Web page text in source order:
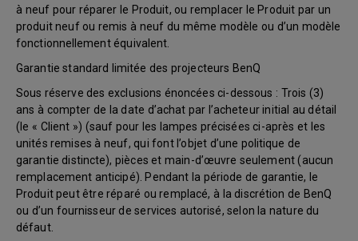
à neuf pour réparer le Produit, ou remplacer le Produit par un
produit neuf ou remis à neuf du même modèle ou d’un modèle
fonctionnellement équivalent.
Garantie standard limitée des projecteurs BenQ
Sous réserve des exclusions énoncées ci-dessous : Trois (3)
ans à compter de la date d’achat par l’acheteur initial au détail
(le « Client ») (sauf pour les lampes précisées ci-après et les
unités remises à neuf, qui font l’objet d’une politique de
garantie distincte), pièces et main-d’œuvre seulement (aucun
remplacement anticipé). Pendant la période de garantie, le
Produit peut être réparé ou remplacé, à la discrétion de BenQ
ou d’un fournisseur de services autorisé, selon la nature du
défaut.